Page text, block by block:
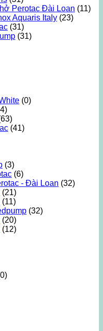
Perotac Đài Loan (11)
Aquaris Italy (23)
(31)
(31)
(0)
(41)
(3)
(6)
- Đài Loan (32)
(21)
(11)
(32)
(20)
(12)